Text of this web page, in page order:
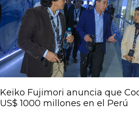
Keiko Fujimori anuncia que
US$ 1000 millones en el Perú